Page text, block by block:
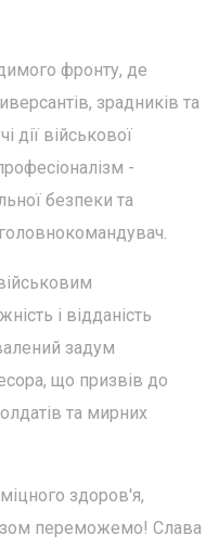
фронту, де
зрадників та
дії військової
-
безпеки та
і відданість
задум
що призвів до
та мирних
здоров'я,
переможемо! Слава